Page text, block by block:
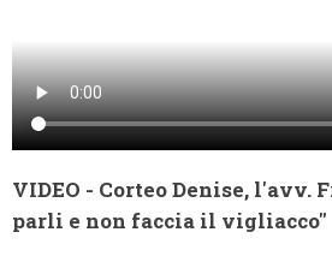
VIDEO - Corteo Denise, l'avv.
parli e non faccia il vigliacco"